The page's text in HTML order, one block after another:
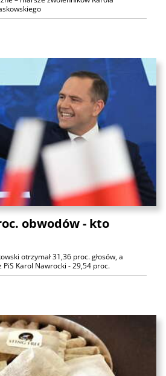
obwodów - kto
otrzymał 31,36 proc. głosów, a
Karol Nawrocki - 29,54 proc.